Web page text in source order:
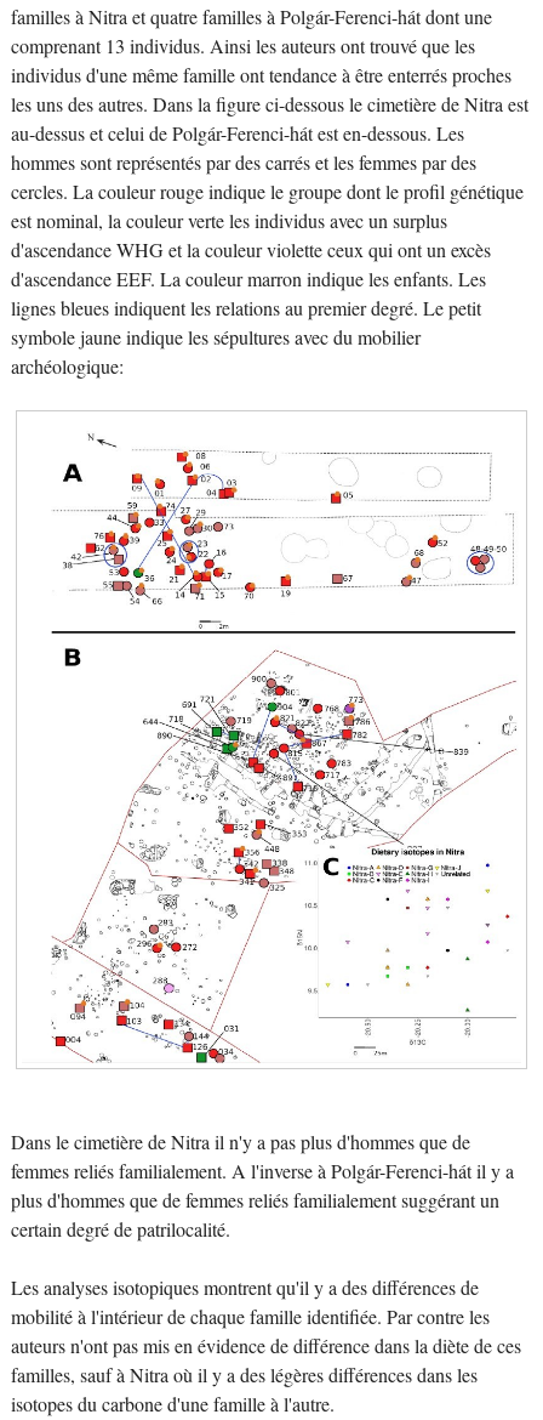
familles à Nitra et quatre familles à Polgár-Ferenci-hát dont une
comprenant 13 individus. Ainsi les auteurs ont trouvé que les
individus d'une même famille ont tendance à être enterrés proches
les uns des autres. Dans la figure ci-dessous le cimetière de Nitra est
au-dessus et celui de Polgár-Ferenci-hát est en-dessous. Les
hommes sont représentés par des carrés et les femmes par des
cercles. La couleur rouge indique le groupe dont le profil génétique
est nominal, la couleur verte les individus avec un surplus
d'ascendance WHG et la couleur violette ceux qui ont un excès
d'ascendance EEF. La couleur marron indique les enfants. Les
lignes bleues indiquent les relations au premier degré. Le petit
symbole jaune indique les sépultures avec du mobilier
archéologique:
Dans le cimetière de Nitra il n'y a pas plus d'hommes que de
femmes reliés familialement. A l'inverse à Polgár-Ferenci-hát il y a
plus d'hommes que de femmes reliés familialement suggérant un
certain degré de patrilocalité.
Les analyses isotopiques montrent qu'il y a des différences de
mobilité à l'intérieur de chaque famille identifiée. Par contre les
auteurs n'ont pas mis en évidence de différence dans la diète de ces
familles, sauf à Nitra où il y a des légères différences dans les
isotopes du carbone d'une famille à l'autre.